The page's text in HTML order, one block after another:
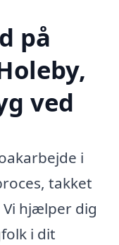
på
ved
i
takket
hjælper dig
i dit